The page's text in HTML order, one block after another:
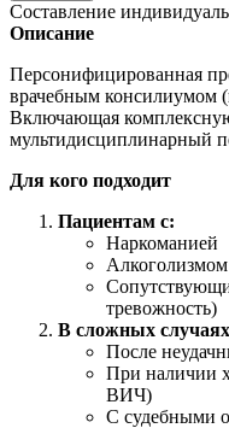
Составление
Описание
Персонифицированная
врачебным консилиумом
Включающая
мультидисциплинарный
Для кого подходит
Пациентам с:
Наркоманией
Алкоголизмом
тревожность)
В сложных
После
При наличии
ВИЧ)
С судебными